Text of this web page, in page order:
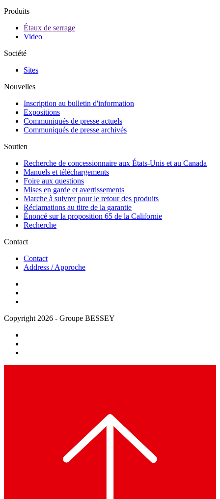
Produits
Étaux de serrage
Video
Société
Sites
Nouvelles
Inscription au bulletin d'information
Expositions
Communiqués de presse actuels
Communiqués de presse archivés
Soutien
Recherche de concessionnaire aux États-Unis et au Canada
Manuels et téléchargements
Foire aux questions
Mises en garde et avertissements
Marche à suivrer pour le retour des produits
Réclamations au titre de la garantie
Énoncé sur la proposition 65 de la Californie
Recherche
Contact
Contact
Address / Approche
Copyright 2026 - Groupe BESSEY